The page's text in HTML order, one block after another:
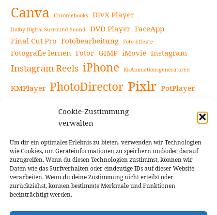
Cookie-Zustimmung
verwalten
Um dir ein optimales Erlebnis zu bieten, verwenden wir Technologien
wie Cookies, um Geräteinformationen zu speichern und/oder darauf
zuzugreifen. Wenn du diesen Technologien zustimmst, können wir
Daten wie das Surfverhalten oder eindeutige IDs auf dieser Website
verarbeiten. Wenn du deine Zustimmung nicht erteilst oder
zurückziehst, können bestimmte Merkmale und Funktionen
beeinträchtigt werden.
Canva Chromebooks DivX Player
Dolby Digital Surround Sound DVD Player FaceApp
Final Cut Pro Fotobearbeitung Foto Effekte
Fotografie lernen Fotor GIMP iMovie Instagram
Instagram Reels iPhone KI-Animationsgeneratoren
KMPlayer PhotoDirector Pixlr PotPlayer
Snapseed
Videoaufnahmen Tipps Videobearbeitung
Videoeffekte Vlogit YouTube-Kanal YouTube-Videos